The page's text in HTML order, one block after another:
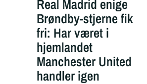
Real Madrid enige
Brøndby-stjerne fik
fri: Har været i
hjemlandet
Manchester United
handler igen